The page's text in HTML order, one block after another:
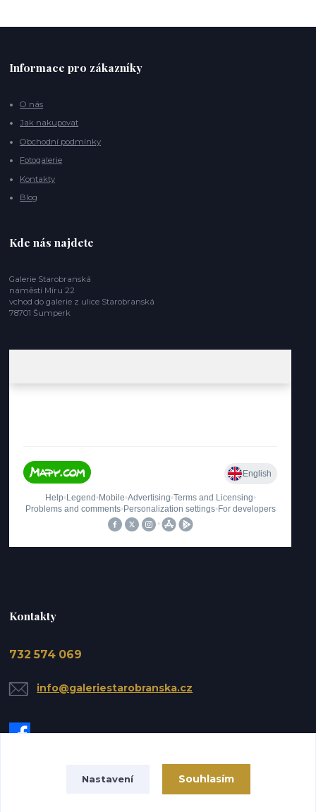
Informace pro zákazníky
O nás
Jak nakupovat
Obchodní podmínky
Fotogalerie
Kontakty
Blog
Kde nás najdete
Galerie Starobranská
náměstí Míru 22
vchod do galerie z ulice Starobranská
78701 Šumperk
Kontakty
732 574 069
info@galeriestarobranska.cz
Upravit sběr cookies.
Nastavení Souhlasím